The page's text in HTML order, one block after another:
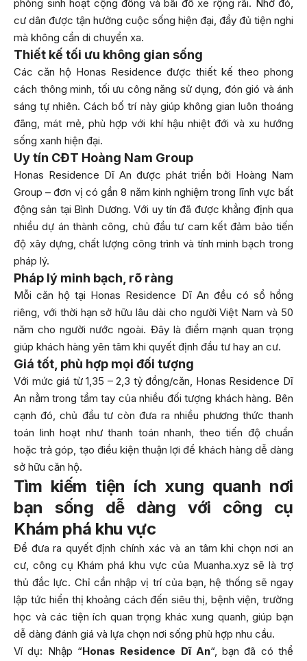
phòng sinh hoạt cộng đồng và bãi đỗ xe rộng rãi. Nhờ đó,
cư dân được tận hưởng cuộc sống hiện đại, đầy đủ tiện nghi
mà không cần di chuyển xa.
Thiết kế tối ưu không gian sống
Các căn hộ Honas Residence được thiết kế theo phong
cách thông minh, tối ưu công năng sử dụng, đón gió và ánh
sáng tự nhiên. Cách bố trí này giúp không gian luôn thoáng
đãng, mát mẻ, phù hợp với khí hậu nhiệt đới và xu hướng
sống xanh hiện đại.
Uy tín CĐT Hoàng Nam Group
Honas Residence Dĩ An được phát triển bởi Hoàng Nam
Group – đơn vị có gần 8 năm kinh nghiệm trong lĩnh vực bất
động sản tại Bình Dương. Với uy tín đã được khẳng định qua
nhiều dự án thành công, chủ đầu tư cam kết đảm bảo tiến
độ xây dựng, chất lượng công trình và tính minh bạch trong
pháp lý.
Pháp lý minh bạch, rõ ràng
Mỗi căn hộ tại Honas Residence Dĩ An đều có sổ hồng
riêng, với thời hạn sở hữu lâu dài cho người Việt Nam và 50
năm cho người nước ngoài. Đây là điểm mạnh quan trọng
giúp khách hàng yên tâm khi quyết định đầu tư hay an cư.
Giá tốt, phù hợp mọi đối tượng
Với mức giá từ 1,35 – 2,3 tỷ đồng/căn, Honas Residence Dĩ
An nằm trong tầm tay của nhiều đối tượng khách hàng. Bên
cạnh đó, chủ đầu tư còn đưa ra nhiều phương thức thanh
toán linh hoạt như thanh toán nhanh, theo tiến độ chuẩn
hoặc trả góp, tạo điều kiện thuận lợi để khách hàng dễ dàng
sở hữu căn hộ.
Tìm kiếm tiện ích xung quanh nơi
bạn sống dễ dàng với công cụ
Khám phá khu vực
Để đưa ra quyết định chính xác và an tâm khi chọn nơi an
cư, công cụ Khám phá khu vực của Muanha.xyz sẽ là trợ
thủ đắc lực. Chỉ cần nhập vị trí của bạn, hệ thống sẽ ngay
lập tức hiển thị khoảng cách đến siêu thị, bệnh viện, trường
học và các tiện ích quan trọng khác xung quanh, giúp bạn
dễ dàng đánh giá và lựa chọn nơi sống phù hợp nhu cầu.
Ví dụ: Nhập “Honas Residence Dĩ An“, bạn đã có thể